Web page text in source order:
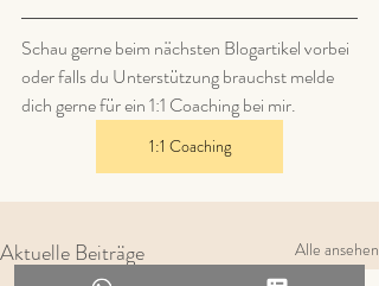
Schau gerne beim nächsten Blogartikel vorbei
oder falls du Unterstützung brauchst melde
dich gerne für ein 1:1 Coaching bei mir.
1:1 Coaching
Aktuelle Beiträge Alle ansehen